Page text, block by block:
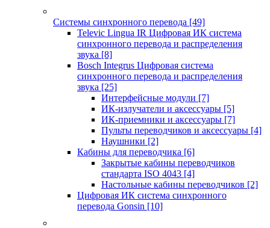
Системы синхронного перевода [49]
Televic Lingua IR Цифровая ИК система
синхронного перевода и распределения
звука [8]
Bosch Integrus Цифровая система
синхронного перевода и распределения
звука [25]
Интерфейсные модули [7]
ИК-излучатели и аксессуары [5]
ИК-приемники и аксессуары [7]
Пульты переводчиков и аксессуары [4]
Наушники [2]
Кабины для переводчика [6]
Закрытые кабины переводчиков
стандарта ISO 4043 [4]
Настольные кабины переводчиков [2]
Цифровая ИК система синхронного
перевода Gonsin [10]